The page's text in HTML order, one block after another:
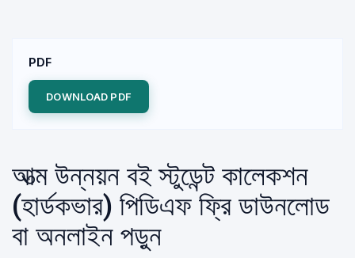
PDF
DOWNLOAD PDF
আত্ম উন্নয়ন বই স্টুডেন্ট কালেকশন
(হার্ডকভার) পিডিএফ ফ্রি ডাউনলোড
বা অনলাইন পড়ুন